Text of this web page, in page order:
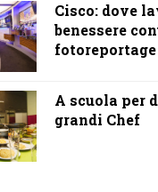
Cisco: dove
benessere
fotoreportage
A scuola per
grandi Chef